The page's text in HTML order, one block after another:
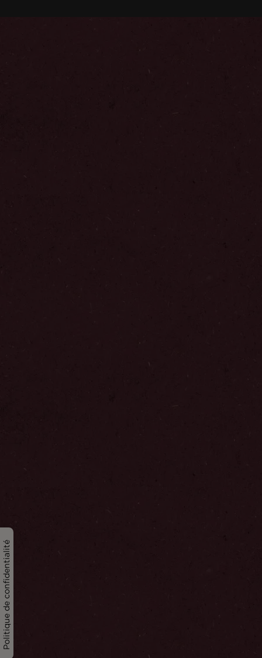
Politique de confidentialité